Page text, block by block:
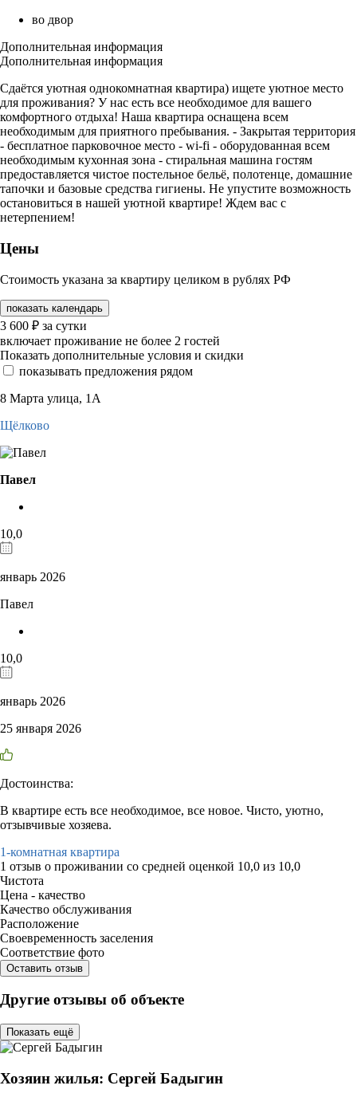
во двор
Дополнительная информация
Дополнительная информация
Сдаётся уютная однокомнатная квартира) ищете уютное место
для проживания? У нас есть все необходимое для вашего
комфортного отдыха! Наша квартира оснащена всем
необходимым для приятного пребывания. - Закрытая территория
- бесплатное парковочное место - wi-fi - оборудованная всем
необходимым кухонная зона - стиральная машина гостям
предоставляется чистое постельное бельё, полотенце, домашние
тапочки и базовые средства гигиены. Не упустите возможность
остановиться в нашей уютной квартире! Ждем вас с
нетерпением!
Цены
Стоимость указана за квартиру целиком в рублях РФ
показать календарь
3 600 ₽ за сутки
включает проживание не более 2 гостей
Показать дополнительные условия и скидки
показывать предложения рядом
8 Марта улица, 1А
Щёлково
Павел
10,0
январь 2026
Павел
10,0
январь 2026
25 января 2026
Достоинства:
В квартире есть все необходимое, все новое. Чисто, уютно,
отзывчивые хозяева.
1-комнатная квартира
1 отзыв о проживании со средней оценкой 10,0 из 10,0
Чистота
Цена - качество
Качество обслуживания
Расположение
Своевременность заселения
Соответствие фото
Оставить отзыв
Другие отзывы об объекте
Показать ещё
Хозяин жилья: Сергей Бадыгин